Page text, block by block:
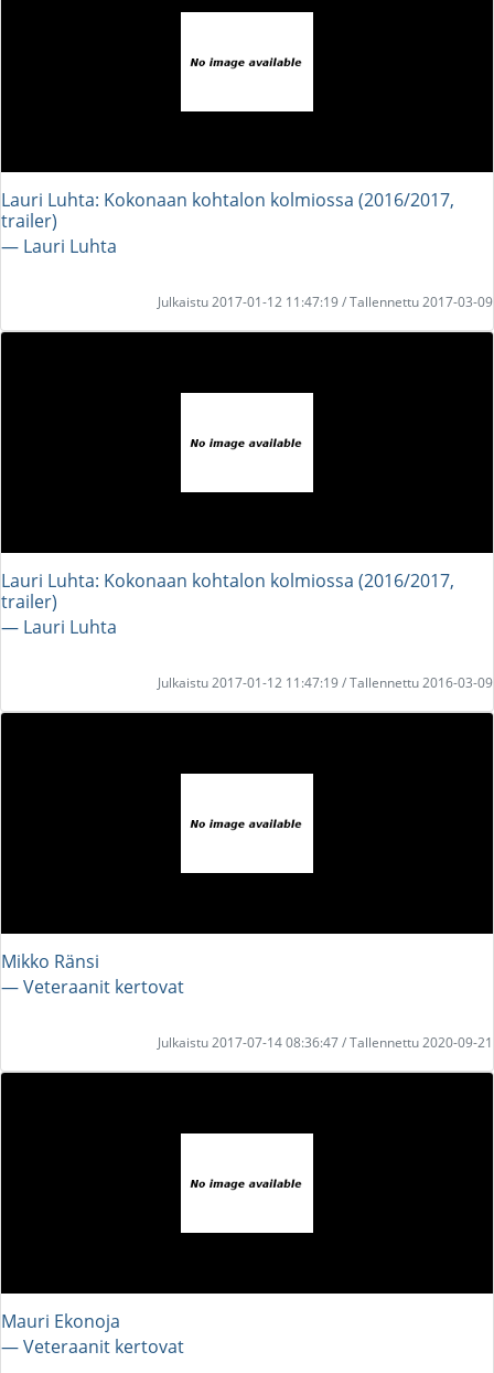
Lauri Luhta: Kokonaan kohtalon kolmiossa (2016/2017,
trailer)
― Lauri Luhta
Julkaistu 2017-01-12 11:47:19 / Tallennettu 2017-03-09
Lauri Luhta: Kokonaan kohtalon kolmiossa (2016/2017,
trailer)
― Lauri Luhta
Julkaistu 2017-01-12 11:47:19 / Tallennettu 2016-03-09
Mikko Ränsi
― Veteraanit kertovat
Julkaistu 2017-07-14 08:36:47 / Tallennettu 2020-09-21
Mauri Ekonoja
― Veteraanit kertovat